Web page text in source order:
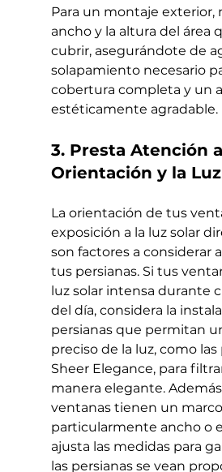
Para un montaje exterior,
ancho y la altura del área
cubrir, asegurándote de
solapamiento necesario
cobertura completa y un
estéticamente agradable.
3. Presta Atención
Orientación y la
La orientación de tus
exposición a la luz solar
son factores a considerar
tus persianas. Si tus
luz solar intensa durante
del día, considera la
persianas que permitan
preciso de la luz, como las
Sheer Elegance, para
manera elegante.
ventanas tienen un marco
particularmente ancho o
ajusta las medidas para
las persianas se vean